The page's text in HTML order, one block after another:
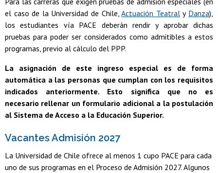
el caso de la Universidad de Chile,Actuación Teatraly Danza),
los estudiantes vía PACE deberán rendir y aprobar dichas
pruebas para poder ser considerados como admitibles a estos
programas, previo al cálculo del PPP.
La asignación de este ingreso especial es de forma
automática a las personas que cumplan con los requisitos
indicados anteriormente. Esto significa que no es
necesario rellenar un formulario adicional a la postulación
al Sistema de Acceso a la Educación Superior.
Vacantes Admisión 2027
La Universidad de Chile ofrece al menos 1 cupo PACE para cada
uno de sus programas en el Proceso de Admisión 2027. Algunos